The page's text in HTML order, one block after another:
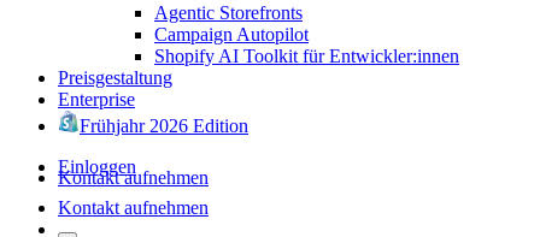
Agentic Storefronts
Campaign Autopilot
Shopify AI Toolkit für Entwickler:innen
Preisgestaltung
Enterprise
Frühjahr 2026 Edition
Einloggen
Kontakt aufnehmen
Kontakt aufnehmen